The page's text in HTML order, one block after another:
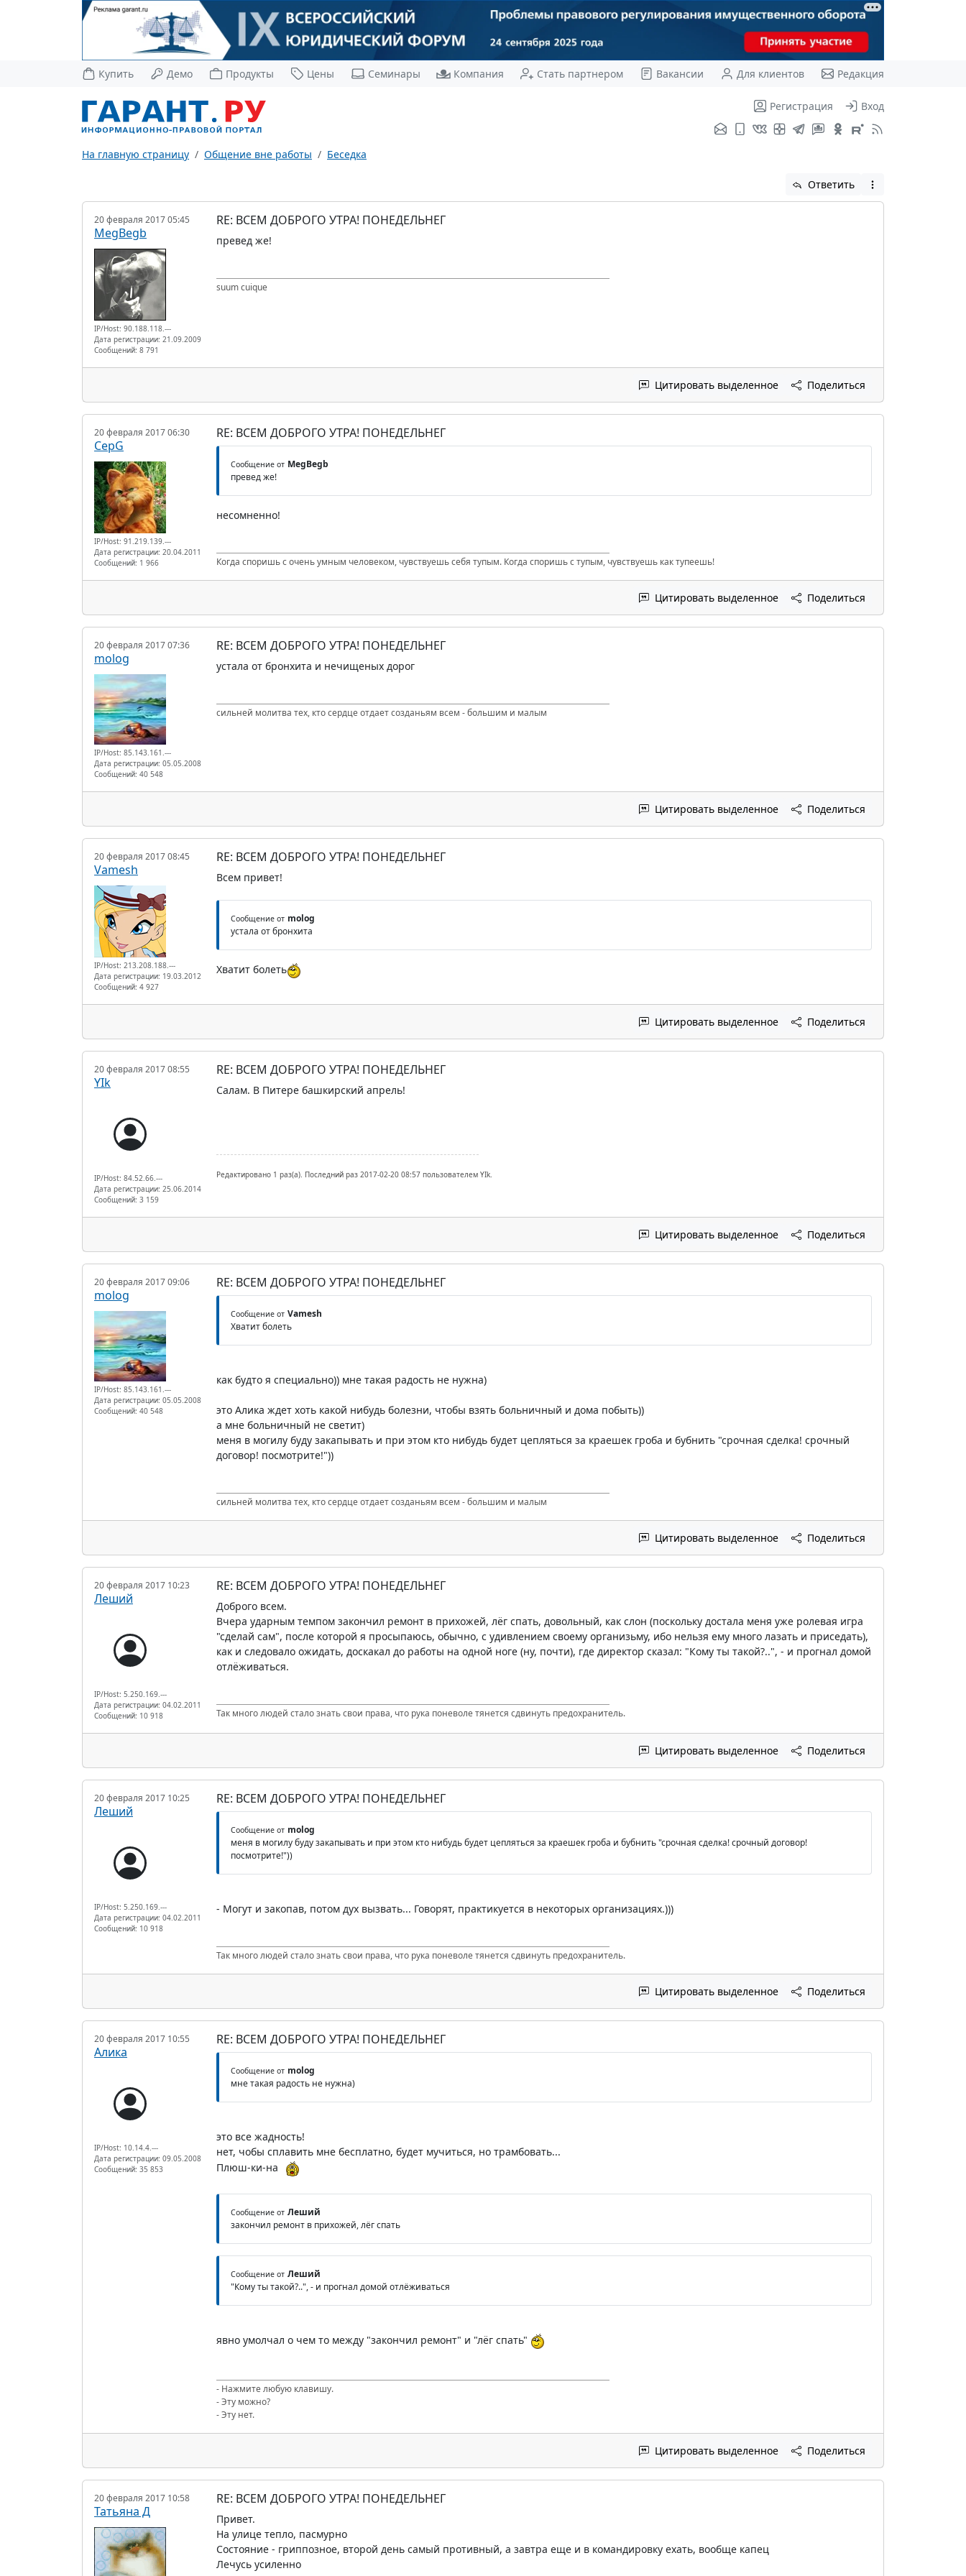
Купить Демо Продукты Цены Семинары Компания Стать партнером Вакансии Для клиентов Редакция
Регистрация Вход
На главную страницу Общение вне работы Беседка
Ответить
20 февраля 2017 05:45
MegBegb
IP/Host: 90.188.118.---
Дата регистрации: 21.09.2009
Сообщений: 8 791
RE: ВСЕМ ДОБРОГО УТРА! ПОНЕДЕЛЬНЕГ
превед же!
suum cuique
Цитировать выделенное Поделиться
20 февраля 2017 06:30
CepG
IP/Host: 91.219.139.---
Дата регистрации: 20.04.2011
Сообщений: 1 966
RE: ВСЕМ ДОБРОГО УТРА! ПОНЕДЕЛЬНЕГ
Сообщение от MegBegb
превед же!
несомненно!
Когда споришь с очень умным человеком, чувствуешь себя тупым. Когда споришь с тупым, чувствуешь как тупеешь!
Цитировать выделенное Поделиться
20 февраля 2017 07:36
molog
IP/Host: 85.143.161.---
Дата регистрации: 05.05.2008
Сообщений: 40 548
RE: ВСЕМ ДОБРОГО УТРА! ПОНЕДЕЛЬНЕГ
устала от бронхита и нечищеных дорог
сильней молитва тех, кто сердце отдает созданьям всем - большим и малым
Цитировать выделенное Поделиться
20 февраля 2017 08:45
Vamesh
IP/Host: 213.208.188.---
Дата регистрации: 19.03.2012
Сообщений: 4 927
RE: ВСЕМ ДОБРОГО УТРА! ПОНЕДЕЛЬНЕГ
Всем привет!
Сообщение от molog
устала от бронхита
Хватит болеть
Цитировать выделенное Поделиться
20 февраля 2017 08:55
YIk
IP/Host: 84.52.66.---
Дата регистрации: 25.06.2014
Сообщений: 3 159
RE: ВСЕМ ДОБРОГО УТРА! ПОНЕДЕЛЬНЕГ
Салам. В Питере башкирский апрель!
Редактировано 1 раз(а). Последний раз 2017-02-20 08:57 пользователем YIk.
Цитировать выделенное Поделиться
20 февраля 2017 09:06
molog
IP/Host: 85.143.161.---
Дата регистрации: 05.05.2008
Сообщений: 40 548
RE: ВСЕМ ДОБРОГО УТРА! ПОНЕДЕЛЬНЕГ
Сообщение от Vamesh
Хватит болеть
как будто я специально)) мне такая радость не нужна)
это Алика ждет хоть какой нибудь болезни, чтобы взять больничный и дома побыть))
а мне больничный не светит)
меня в могилу буду закапывать и при этом кто нибудь будет цепляться за краешек гроба и бубнить "срочная сделка! срочный
договор! посмотрите!"))
сильней молитва тех, кто сердце отдает созданьям всем - большим и малым
Цитировать выделенное Поделиться
20 февраля 2017 10:23
Леший
IP/Host: 5.250.169.---
Дата регистрации: 04.02.2011
Сообщений: 10 918
RE: ВСЕМ ДОБРОГО УТРА! ПОНЕДЕЛЬНЕГ
Доброго всем.
Вчера ударным темпом закончил ремонт в прихожей, лёг спать, довольный, как слон (поскольку достала меня уже ролевая игра
"сделай сам", после которой я просыпаюсь, обычно, с удивлением своему организьму, ибо нельзя ему много лазать и приседать),
как и следовало ожидать, доскакал до работы на одной ноге (ну, почти), где директор сказал: "Кому ты такой?..", - и прогнал домой
отлёживаться.
Так много людей стало знать свои права, что рука поневоле тянется сдвинуть предохранитель.
Цитировать выделенное Поделиться
20 февраля 2017 10:25
Леший
IP/Host: 5.250.169.---
Дата регистрации: 04.02.2011
Сообщений: 10 918
RE: ВСЕМ ДОБРОГО УТРА! ПОНЕДЕЛЬНЕГ
Сообщение от molog
меня в могилу буду закапывать и при этом кто нибудь будет цепляться за краешек гроба и бубнить "срочная сделка! срочный договор!
посмотрите!"))
- Могут и закопав, потом дух вызвать... Говорят, практикуется в некоторых организациях.)))
Так много людей стало знать свои права, что рука поневоле тянется сдвинуть предохранитель.
Цитировать выделенное Поделиться
20 февраля 2017 10:55
Алика
IP/Host: 10.14.4.---
Дата регистрации: 09.05.2008
Сообщений: 35 853
RE: ВСЕМ ДОБРОГО УТРА! ПОНЕДЕЛЬНЕГ
Сообщение от molog
мне такая радость не нужна)
это все жадность!
нет, чобы сплавить мне бесплатно, будет мучиться, но трамбовать...
Плюш-ки-на
Сообщение от Леший
закончил ремонт в прихожей, лёг спать
Сообщение от Леший
"Кому ты такой?..", - и прогнал домой отлёживаться
явно умолчал о чем то между "закончил ремонт" и "лёг спать"
- Нажмите любую клавишу.
- Эту можно?
- Эту нет.
Цитировать выделенное Поделиться
20 февраля 2017 10:58
Татьяна Д
RE: ВСЕМ ДОБРОГО УТРА! ПОНЕДЕЛЬНЕГ
Привет.
На улице тепло, пасмурно
Состояние - гриппозное, второй день самый противный, а завтра еще и в командировку ехать, вообще капец
Лечусь усиленно